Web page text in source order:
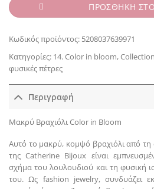
ΠΡΟΣΘΗΚΗ
Κωδικός προϊόντος: 5208037639971
Κατηγορίες: 14. Color in bloom,Collection
φυσικές πέτρες
Περιγραφή
Μακρύ Βραχιόλι Color in Bloom
Αυτό το μακρύ, κομψό βραχιόλι από
της Catherine Bijoux είναι
σχήμα του λουλουδιού και τη φυσική
του. Ως fashion jewelry, συνδυάζει